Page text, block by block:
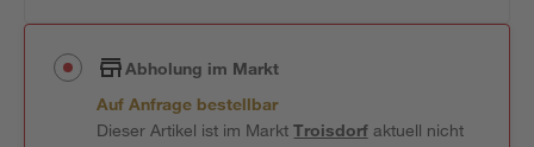
Abholung im Markt
Auf Anfrage bestellbar
Dieser Artikel ist im MarktTroisdorfaktuell nicht